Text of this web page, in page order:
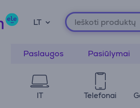
LT
Paslaugos Pasiūlymai
IT Telefonai